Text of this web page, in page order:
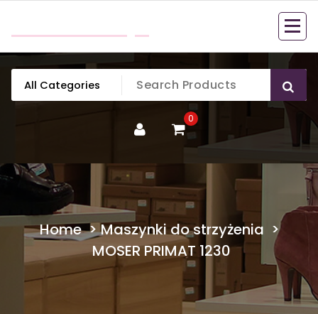
content
0
Home>Maszynki do strzyżenia >
MOSER PRIMAT 1230